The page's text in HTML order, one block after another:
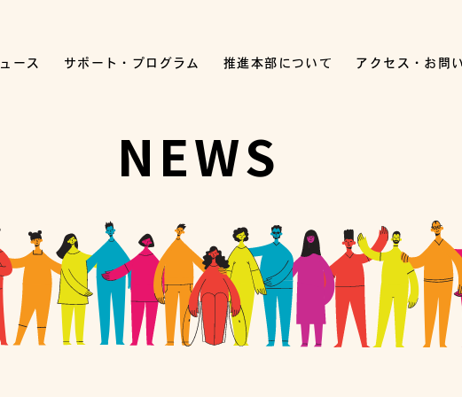
ース サポート・プログラム 推進本部について アクセス・お問
NEWS